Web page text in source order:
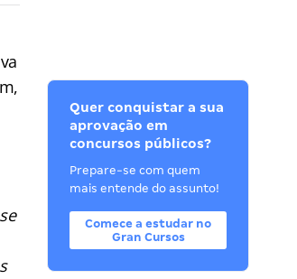
Quer conquistar a sua
aprovação em
concursos públicos?
Prepare-se com quem
mais entende do assunto!
Comece a estudar no
Gran Cursos